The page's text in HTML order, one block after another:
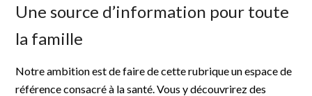
Une source d’information pour toute
la famille
Notre ambition est de faire de cette rubrique un espace de
référence consacré à la santé. Vous y découvrirez des